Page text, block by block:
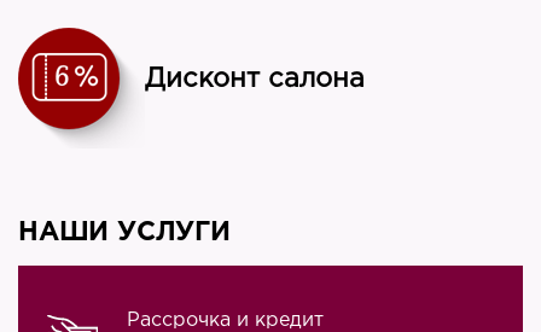
Дисконт салона
НАШИ УСЛУГИ
Рассрочка и кредит